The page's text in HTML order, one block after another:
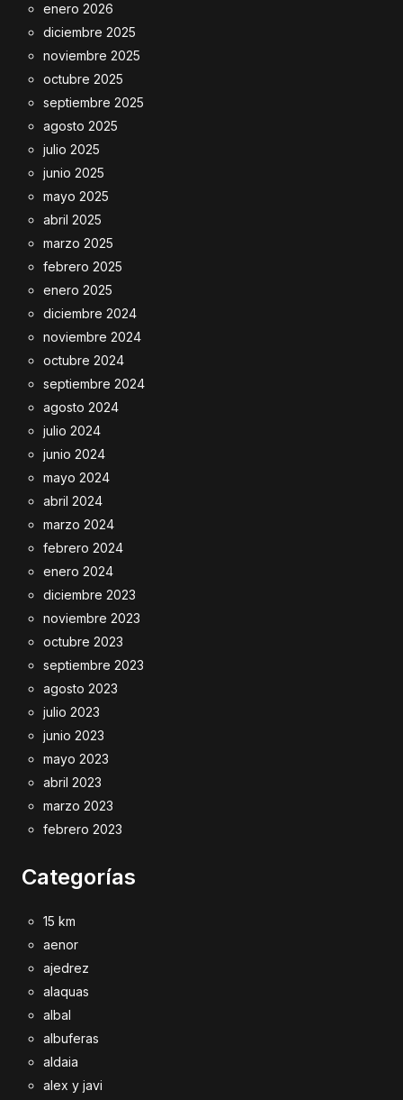
enero 2026
diciembre 2025
noviembre 2025
octubre 2025
septiembre 2025
agosto 2025
julio 2025
junio 2025
mayo 2025
abril 2025
marzo 2025
febrero 2025
enero 2025
diciembre 2024
noviembre 2024
octubre 2024
septiembre 2024
agosto 2024
julio 2024
junio 2024
mayo 2024
abril 2024
marzo 2024
febrero 2024
enero 2024
diciembre 2023
noviembre 2023
octubre 2023
septiembre 2023
agosto 2023
julio 2023
junio 2023
mayo 2023
abril 2023
marzo 2023
febrero 2023
Categorías
15 km
aenor
ajedrez
alaquas
albal
albuferas
aldaia
alex y javi